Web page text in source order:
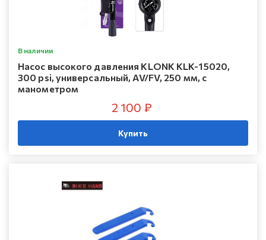
В наличии
Насос высокого давления KLONK KLK-15020,
300 psi, универсальный, AV/FV, 250 мм, с
манометром
2 100 ₽
Купить